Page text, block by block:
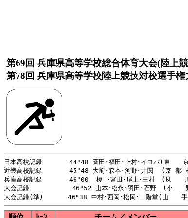
第69回 兵庫県高等学校総合体育大会(陸上
第78回 兵庫県高等学校陸上競技対校選手権
日本高校記録       44"48 斉田･福田･上村･イヨバ(東　
近畿高校記録       45"48 大前･森本･河野･井関  (京 都
兵庫高校記録       46"00  榎 ･宮田･尾上･三村　(夙
大会記録           46"52 山本･松永･羽田･石野　(小　　